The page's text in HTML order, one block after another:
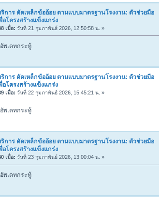
ริการ ดัดเหล็กข้ออ้อย ตามแบบมาตรฐานโรงงาน: ตัวช่วยมือ
อโครงสร้างแข็งแกร่ง
เมื่อ: วันที่ 21 กุมภาพันธ์ 2026, 12:50:58 น. »
พเดทกระทู้
ริการ ดัดเหล็กข้ออ้อย ตามแบบมาตรฐานโรงงาน: ตัวช่วยมือ
อโครงสร้างแข็งแกร่ง
เมื่อ: วันที่ 22 กุมภาพันธ์ 2026, 15:45:21 น. »
พเดทกระทู้
ริการ ดัดเหล็กข้ออ้อย ตามแบบมาตรฐานโรงงาน: ตัวช่วยมือ
อโครงสร้างแข็งแกร่ง
เมื่อ: วันที่ 23 กุมภาพันธ์ 2026, 13:00:04 น. »
พเดทกระทู้